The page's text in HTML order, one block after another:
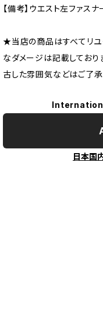
【備考】ウエスト左ファスナ
★当店の商品はすべてリユ
なダメージは記載してお
古した雰囲気などはご了承
日本国